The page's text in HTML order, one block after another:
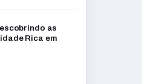
as
Rica em